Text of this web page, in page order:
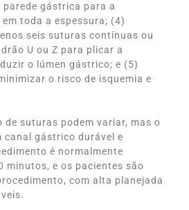
gástrica para a
toda a espessura; (4)
seis suturas contínuas ou
U ou Z para plicar a
o lúmen gástrico; e (5)
o risco de isquemia e
de suturas podem variar, mas o
canal gástrico durável e
é normalmente
minutos, e os pacientes são
com alta planejada